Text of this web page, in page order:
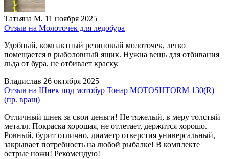
Татьяна М. 11 ноября 2025
Отзыв на Молоточек для ледобура
Удобный, компактный резиновый молоточек, легко
помещается в рыболовный ящик. Нужна вещь для отбивания
льда от бура, не отбивает краску.
Владислав 26 октября 2025
Отзыв на Шнек под мотобур Тонар MOTOSHTORM 130(R)
(пр. вращ)
Отличный шнек за свои деньги! Не тяжелый, в меру толстый
металл. Покраска хорошая, не отлетает, держится хорошо.
Ровный, бурит отлично, диаметр отверстия универсальный,
закрывает потребность на любой рыбалке! В комплекте
острые ножи! Рекомендую!